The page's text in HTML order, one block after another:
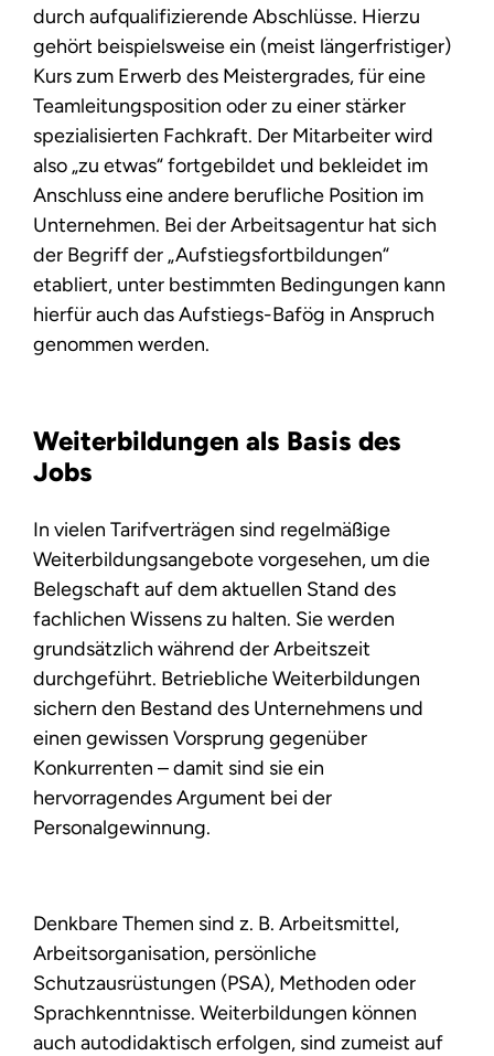
durch aufqualifizierende Abschlüsse. Hierzu
gehört beispielsweise ein (meist längerfristiger)
Kurs zum Erwerb des Meistergrades, für eine
Teamleitungsposition oder zu einer stärker
spezialisierten Fachkraft. Der Mitarbeiter wird
also „zu etwas“ fortgebildet und bekleidet im
Anschluss eine andere berufliche Position im
Unternehmen. Bei der Arbeitsagentur hat sich
der Begriff der „Aufstiegsfortbildungen“
etabliert, unter bestimmten Bedingungen kann
hierfür auch das Aufstiegs-Bafög in Anspruch
genommen werden.
Weiterbildungen als Basis des
Jobs
In vielen Tarifverträgen sind regelmäßige
Weiterbildungsangebote vorgesehen, um die
Belegschaft auf dem aktuellen Stand des
fachlichen Wissens zu halten. Sie werden
grundsätzlich während der Arbeitszeit
durchgeführt. Betriebliche Weiterbildungen
sichern den Bestand des Unternehmens und
einen gewissen Vorsprung gegenüber
Konkurrenten – damit sind sie ein
hervorragendes Argument bei der
Personalgewinnung.
Denkbare Themen sind z. B. Arbeitsmittel,
Arbeitsorganisation, persönliche
Schutzausrüstungen (PSA), Methoden oder
Sprachkenntnisse. Weiterbildungen können
auch autodidaktisch erfolgen, sind zumeist auf